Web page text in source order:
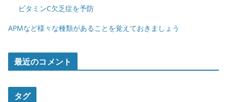
ビタミンC欠乏症を予防
APMなど様々な種類があることを覚えておきましょう
最近のコメント
タグ